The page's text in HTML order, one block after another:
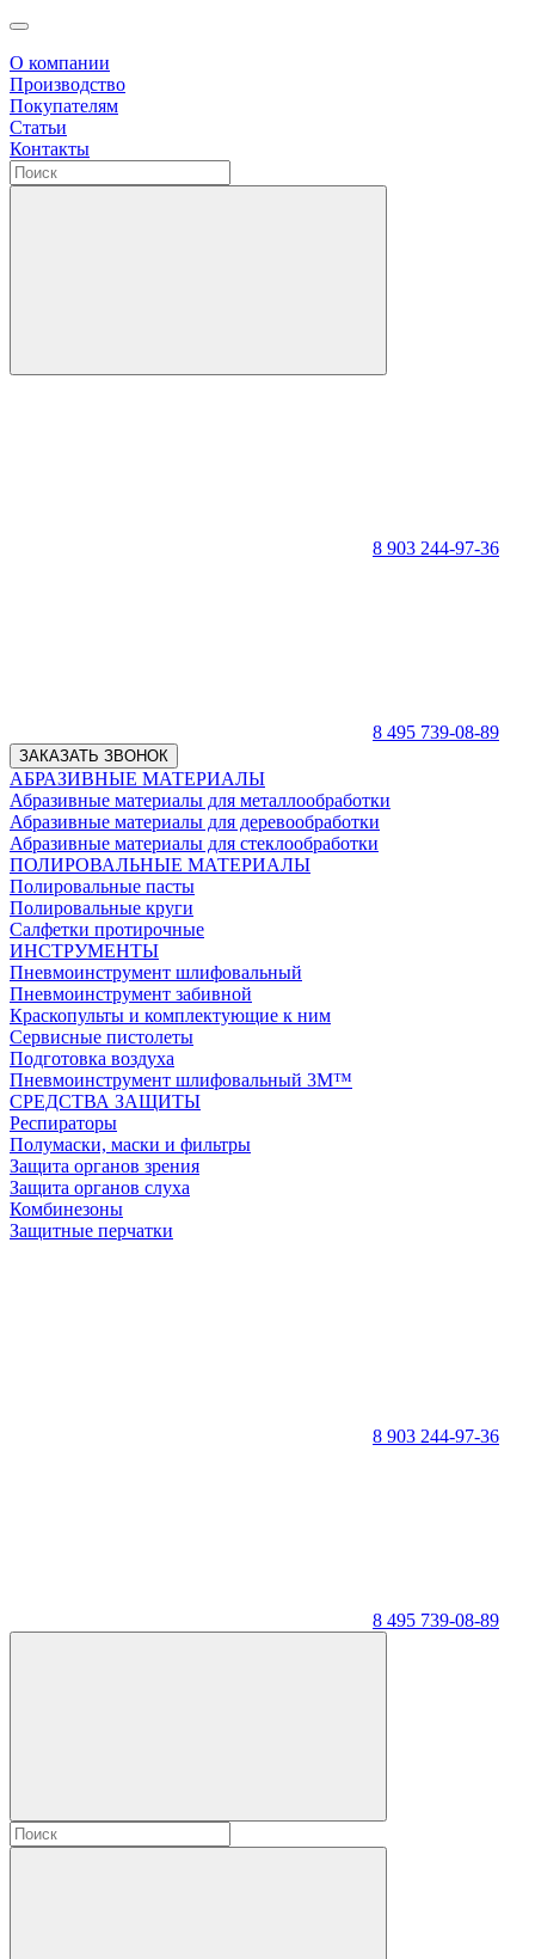
О компании
Производство
Покупателям
Статьи
Контакты
8 903 244-97-36
8 495 739-08-89
ЗАКАЗАТЬ ЗВОНОК
АБРАЗИВНЫЕ МАТЕРИАЛЫ
Абразивные материалы для металлообработки
Абразивные материалы для деревообработки
Абразивные материалы для стеклообработки
ПОЛИРОВАЛЬНЫЕ МАТЕРИАЛЫ
Полировальные пасты
Полировальные круги
Салфетки протирочные
ИНСТРУМЕНТЫ
Пневмоинструмент шлифовальный
Пневмоинструмент забивной
Краскопульты и комплектующие к ним
Сервисные пистолеты
Подготовка воздуха
Пневмоинструмент шлифовальный 3M™
СРЕДСТВА ЗАЩИТЫ
Респираторы
Полумаски, маски и фильтры
Защита органов зрения
Защита органов слуха
Комбинезоны
Защитные перчатки
8 903 244-97-36
8 495 739-08-89